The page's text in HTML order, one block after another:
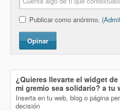
Publicar como anónimo.
Opinar
¿Quieres llevarte el widget
mi gremio sea solidario? a tu
Inserta en tu web, blog o página
decisión